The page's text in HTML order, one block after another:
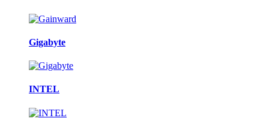
Gigabyte
INTEL